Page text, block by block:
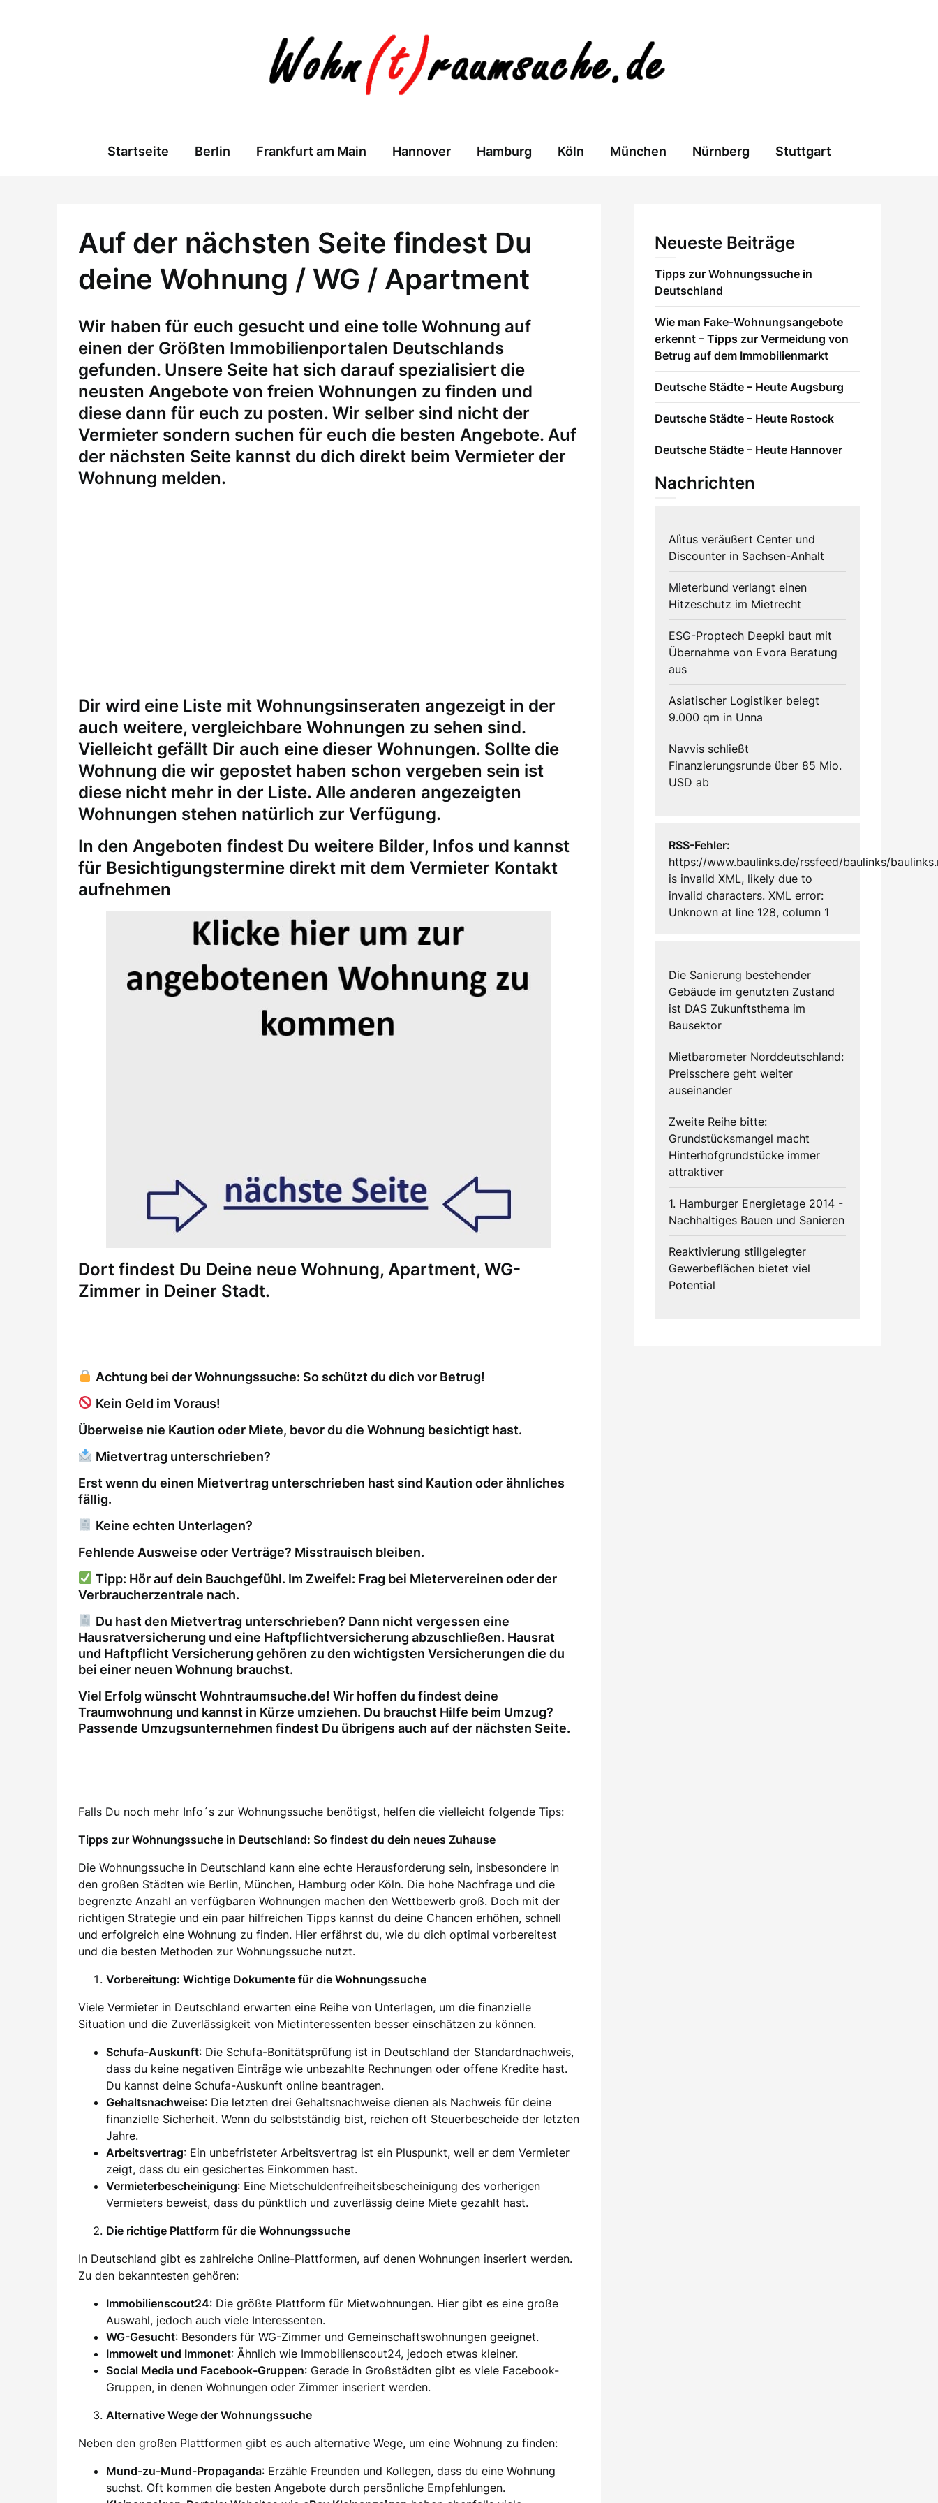
Startseite Berlin Frankfurt am Main Hannover Hamburg Köln München Nürnberg Stuttgart
Auf der nächsten Seite findest Du
deine Wohnung / WG / Apartment
Wir haben für euch gesucht und eine tolle Wohnung auf
einen der Größten Immobilienportalen Deutschlands
gefunden. Unsere Seite hat sich darauf spezialisiert die
neusten Angebote von freien Wohnungen zu finden und
diese dann für euch zu posten. Wir selber sind nicht der
Vermieter sondern suchen für euch die besten Angebote. Auf
der nächsten Seite kannst du dich direkt beim Vermieter der
Wohnung melden.
Dir wird eine Liste mit Wohnungsinseraten angezeigt in der
auch weitere, vergleichbare Wohnungen zu sehen sind.
Vielleicht gefällt Dir auch eine dieser Wohnungen. Sollte die
Wohnung die wir gepostet haben schon vergeben sein ist
diese nicht mehr in der Liste. Alle anderen angezeigten
Wohnungen stehen natürlich zur Verfügung.
In den Angeboten findest Du weitere Bilder, Infos und kannst
für Besichtigungstermine direkt mit dem Vermieter Kontakt
aufnehmen
Dort findest Du Deine neue Wohnung, Apartment, WG-
Zimmer in Deiner Stadt.
Achtung bei der Wohnungssuche: So schützt du dich vor Betrug!
Kein Geld im Voraus!
Überweise nie Kaution oder Miete, bevor du die Wohnung besichtigt hast.
Mietvertrag unterschrieben?
Erst wenn du einen Mietvertrag unterschrieben hast sind Kaution oder ähnliches
fällig.
Keine echten Unterlagen?
Fehlende Ausweise oder Verträge? Misstrauisch bleiben.
Tipp: Hör auf dein Bauchgefühl. Im Zweifel: Frag bei Mietervereinen oder der
Verbraucherzentrale nach.
Du hast den Mietvertrag unterschrieben? Dann nicht vergessen eine
Hausratversicherung und eine Haftpflichtversicherung abzuschließen. Hausrat
und Haftpflicht Versicherung gehören zu den wichtigsten Versicherungen die du
bei einer neuen Wohnung brauchst.
Viel Erfolg wünscht Wohntraumsuche.de! Wir hoffen du findest deine
Traumwohnung und kannst in Kürze umziehen. Du brauchst Hilfe beim Umzug?
Passende Umzugsunternehmen findest Du übrigens auch auf der nächsten Seite.
Falls Du noch mehr Info´s zur Wohnungssuche benötigst, helfen die vielleicht folgende Tips:
Tipps zur Wohnungssuche in Deutschland: So findest du dein neues Zuhause
Die Wohnungssuche in Deutschland kann eine echte Herausforderung sein, insbesondere in
den großen Städten wie Berlin, München, Hamburg oder Köln. Die hohe Nachfrage und die
begrenzte Anzahl an verfügbaren Wohnungen machen den Wettbewerb groß. Doch mit der
richtigen Strategie und ein paar hilfreichen Tipps kannst du deine Chancen erhöhen, schnell
und erfolgreich eine Wohnung zu finden. Hier erfährst du, wie du dich optimal vorbereitest
und die besten Methoden zur Wohnungssuche nutzt.
Vorbereitung: Wichtige Dokumente für die Wohnungssuche
Viele Vermieter in Deutschland erwarten eine Reihe von Unterlagen, um die finanzielle
Situation und die Zuverlässigkeit von Mietinteressenten besser einschätzen zu können.
Schufa-Auskunft: Die Schufa-Bonitätsprüfung ist in Deutschland der Standardnachweis,
dass du keine negativen Einträge wie unbezahlte Rechnungen oder offene Kredite hast.
Du kannst deine Schufa-Auskunft online beantragen.
Gehaltsnachweise: Die letzten drei Gehaltsnachweise dienen als Nachweis für deine
finanzielle Sicherheit. Wenn du selbstständig bist, reichen oft Steuerbescheide der letzten
Jahre.
Arbeitsvertrag: Ein unbefristeter Arbeitsvertrag ist ein Pluspunkt, weil er dem Vermieter
zeigt, dass du ein gesichertes Einkommen hast.
Vermieterbescheinigung: Eine Mietschuldenfreiheitsbescheinigung des vorherigen
Vermieters beweist, dass du pünktlich und zuverlässig deine Miete gezahlt hast.
Die richtige Plattform für die Wohnungssuche
In Deutschland gibt es zahlreiche Online-Plattformen, auf denen Wohnungen inseriert werden.
Zu den bekanntesten gehören:
Immobilienscout24: Die größte Plattform für Mietwohnungen. Hier gibt es eine große
Auswahl, jedoch auch viele Interessenten.
WG-Gesucht: Besonders für WG-Zimmer und Gemeinschaftswohnungen geeignet.
Immowelt und Immonet: Ähnlich wie Immobilienscout24, jedoch etwas kleiner.
Social Media und Facebook-Gruppen: Gerade in Großstädten gibt es viele Facebook-
Gruppen, in denen Wohnungen oder Zimmer inseriert werden.
Alternative Wege der Wohnungssuche
Neben den großen Plattformen gibt es auch alternative Wege, um eine Wohnung zu finden:
Mund-zu-Mund-Propaganda: Erzähle Freunden und Kollegen, dass du eine Wohnung
suchst. Oft kommen die besten Angebote durch persönliche Empfehlungen.
Neueste Beiträge
Tipps zur Wohnungssuche in
Deutschland
Wie man Fake-Wohnungsangebote
erkennt – Tipps zur Vermeidung von
Betrug auf dem Immobilienmarkt
Deutsche Städte – Heute Augsburg
Deutsche Städte – Heute Rostock
Deutsche Städte – Heute Hannover
Nachrichten
Alìtus veräußert Center und
Discounter in Sachsen-Anhalt
Mieterbund verlangt einen
Hitzeschutz im Mietrecht
ESG-Proptech Deepki baut mit
Übernahme von Evora Beratung
aus
Asiatischer Logistiker belegt
9.000 qm in Unna
Navvis schließt
Finanzierungsrunde über 85 Mio.
USD ab
RSS-Fehler:
https://www.baulinks.de/rssfeed/baulinks/
is invalid XML, likely due to
invalid characters. XML error:
Unknown at line 128, column 1
Die Sanierung bestehender
Gebäude im genutzten Zustand
ist DAS Zukunftsthema im
Bausektor
Mietbarometer Norddeutschland:
Preisschere geht weiter
auseinander
Zweite Reihe bitte:
Grundstücksmangel macht
Hinterhofgrundstücke immer
attraktiver
1. Hamburger Energietage 2014 -
Nachhaltiges Bauen und Sanieren
Reaktivierung stillgelegter
Gewerbeflächen bietet viel
Potential